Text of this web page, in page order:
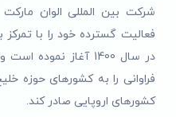
شرکت بین المللی الوان
فعالیت گسترده خود را با تمرکز
در سال 1400 آغاز
فراوانی را به کشورهای حوزه
کشورهای اروپایی صادر کند.